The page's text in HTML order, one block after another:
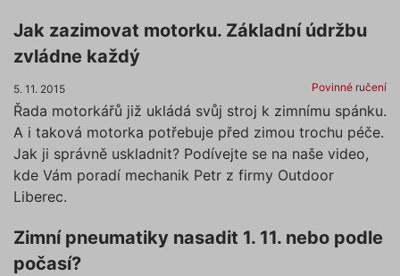
Jak zazimovat motorku. Základní údržbu
zvládne každý
5. 11. 2015 Povinné ručení
Řada motorkářů již ukládá svůj stroj k zimnímu spánku.
A i taková motorka potřebuje před zimou trochu péče.
Jak ji správně uskladnit? Podívejte se na naše video,
kde Vám poradí mechanik Petr z firmy Outdoor
Liberec.
Zimní pneumatiky nasadit 1. 11. nebo podle
počasí?